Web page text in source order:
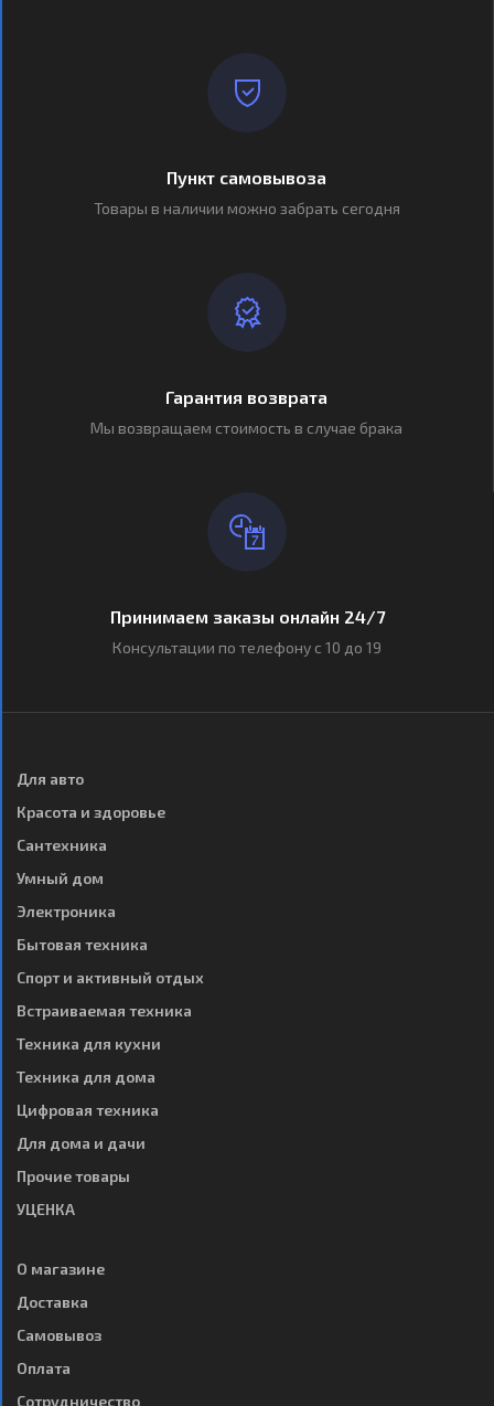
Пункт самовывоза
Товары в наличии можно забрать сегодня
Гарантия возврата
Мы возвращаем стоимость в случае брака
Принимаем заказы онлайн 24/7
Консультации по телефону с 10 до 19
Для авто
Красота и здоровье
Сантехника
Умный дом
Электроника
Бытовая техника
Спорт и активный отдых
Встраиваемая техника
Техника для кухни
Техника для дома
Цифровая техника
Для дома и дачи
Прочие товары
УЦЕНКА
О магазине
Доставка
Самовывоз
Оплата
Сотрудничество